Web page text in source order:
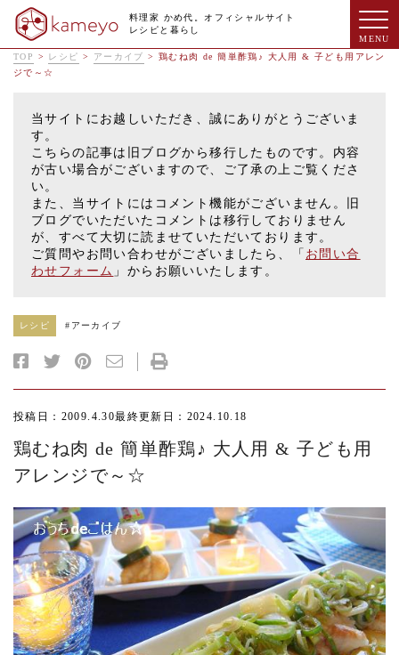
料理家 かめ代。オフィシャルサイト
レシピと暮らし
TOP > レシピ > アーカイブ >鶏むね肉 de 簡単酢鶏♪ 大人用 & 子ども用アレン
ジで～☆
当サイトにお越しいただき、誠にありがとうございま
す。
こちらの記事は旧ブログから移行したものです。内容
が古い場合がございますので、ご了承の上ご覧くださ
い。
また、当サイトにはコメント機能がございません。旧
ブログでいただいたコメントは移行しておりません
が、すべて大切に読ませていただいております。
ご質問やお問い合わせがございましたら、「 お問い合
わせフォーム 」からお願いいたします。
レシピ # アーカイブ
投稿日：2009.4.30最終更新日：2024.10.18
鶏むね肉 de 簡単酢鶏♪ 大人用 & 子ども用
アレンジで～☆